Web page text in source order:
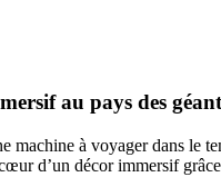
au pays des
machine à voyager dans le
d’un décor immersif